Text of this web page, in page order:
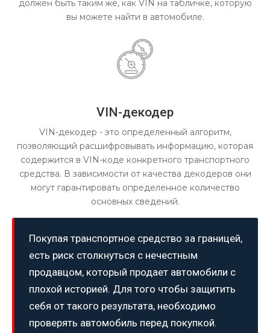
должен быть таким же, как VIN на табличке, которую
вы можете найти в автомобиле.
VIN-декодер
VIN-декодер - это определенный алгоритм,
позволяющий расшифровывать информацию, которая
содержится в VIN-коде конкретного транспортного
средства. В зависимости от качества декодеров они
могут гарантировать определенное количество
основных сведений.
Покупая транспортное средство за границей,
есть риск столкнуться с нечестным
продавцом, который продает автомобили с
плохой историей. Для того чтобы защитить
себя от такого результата, необходимо
проверять автомобиль перед покупкой.